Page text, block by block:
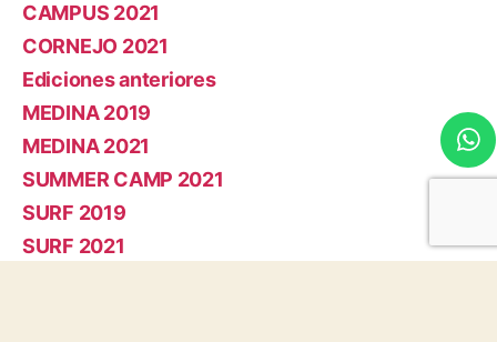
CAMPUS 2021
CORNEJO 2021
Ediciones anteriores
MEDINA 2019
MEDINA 2021
SUMMER CAMP 2021
SURF 2019
SURF 2021